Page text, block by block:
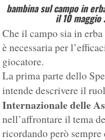
bambina sul campo in
il 10
Che il campo sia in
è necessaria per
giocatore.
La prima parte dello
intende descrivere il
Internazionale delle
nell’affrontare il tema
ricordando però sempre